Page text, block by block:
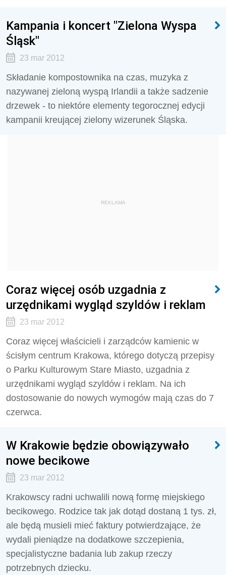
Kampania i koncert "Zielona Wyspa
Śląsk"
23 mar 2012
Składanie kompostownika na czas, muzyka z
nazywanej zieloną wyspą Irlandii a także sadzenie
drzewek - to niektóre elementy tegorocznej edycji
kampanii kreującej zielony wizerunek Śląska.
REKLAMA
Coraz więcej osób uzgadnia z
urzędnikami wygląd szyldów i reklam
23 mar 2012
Coraz więcej właścicieli i zarządców kamienic w
ścisłym centrum Krakowa, którego dotyczą przepisy
o Parku Kulturowym Stare Miasto, uzgadnia z
urzędnikami wygląd szyldów i reklam. Na ich
dostosowanie do nowych wymogów mają czas do 7
czerwca.
W Krakowie będzie obowiązywało
nowe becikowe
23 mar 2012
Krakowscy radni uchwalili nową formę miejskiego
becikowego. Rodzice tak jak dotąd dostaną 1 tys. zł,
ale będą musieli mieć faktury potwierdzające, że
wydali pieniądze na dodatkowe szczepienia,
specjalistyczne badania lub zakup rzeczy
potrzebnych dziecku.